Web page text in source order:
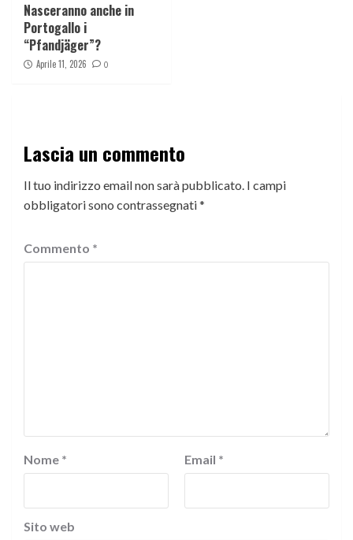
Nasceranno anche in
Portogallo i
“Pfandjäger”?
Aprile 11, 2026 0
Lascia un commento
Il tuo indirizzo email non sarà pubblicato. I campi
obbligatori sono contrassegnati*
Commento *
Nome * Email *
Sito web